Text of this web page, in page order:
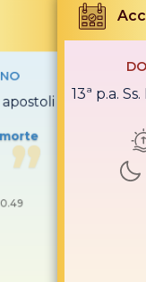
apostoli 13ª p.a.